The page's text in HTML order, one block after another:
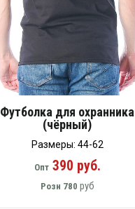
Футболка для охранника
(чёрный)
Размеры: 44-62
Опт390 руб.
Розн 780 руб